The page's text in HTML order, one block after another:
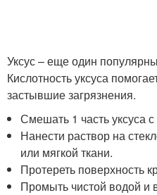
Уксус – еще один
Кислотность уксуса
застывшие загрязнения.
Смешать 1 часть уксуса
Нанести раствор на
или мягкой ткани.
Протереть поверхность
Промыть чистой водой и